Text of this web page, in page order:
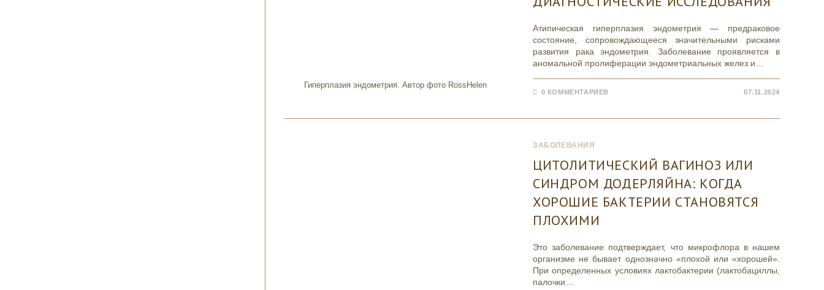
Гиперплазия эндометрия. Автор фото RossHelen
Атипическая гиперплазия эндометрия — предраковое
состояние, сопровождающееся значительными рисками
развития рака эндометрия. Заболевание проявляется в
аномальной пролиферации эндометриальных желез и…
0 КОММЕНТАРИЕВ 07.11.2024
ЗАБОЛЕВАНИЯ
ЦИТОЛИТИЧЕСКИЙ ВАГИНОЗ ИЛИ
СИНДРОМ ДОДЕРЛЯЙНА: КОГДА
ХОРОШИЕ БАКТЕРИИ СТАНОВЯТСЯ
ПЛОХИМИ
Это заболевание подтверждает, что микрофлора в нашем
организме не бывает однозначно «плохой или «хорошей».
При определенных условиях лактобактерии (лактобациллы,
палочки…